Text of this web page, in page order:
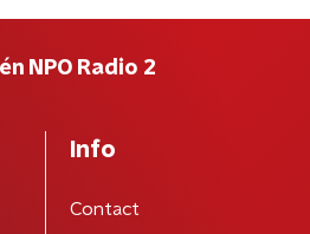
NPO Radio 2
Info
Contact